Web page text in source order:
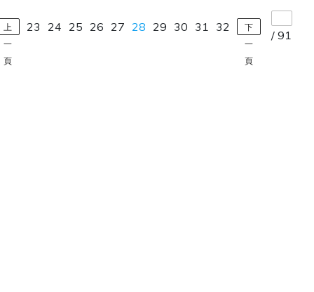
上
一
頁
23 24 25 26 27 28 29 30 31 32
下
一
頁
/ 91